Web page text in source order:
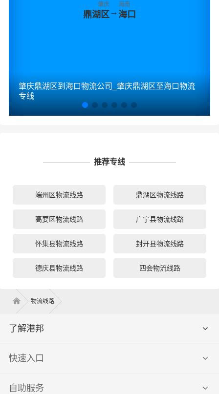
肇庆
鼎湖区→
海南
海口
肇庆鼎湖区到海口物流公司_肇庆鼎湖区至海口物流
专线
推荐专线
端州区物流线路 鼎湖区物流线路
高要区物流线路 广宁县物流线路
怀集县物流线路 封开县物流线路
德庆县物流线路 四会物流线路
物流线路
了解港邦
快速入口
自助服务